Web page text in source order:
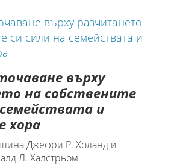
върху
на собствените
и
хора
Джефри Р. Холанд и
Л. Халстрьом